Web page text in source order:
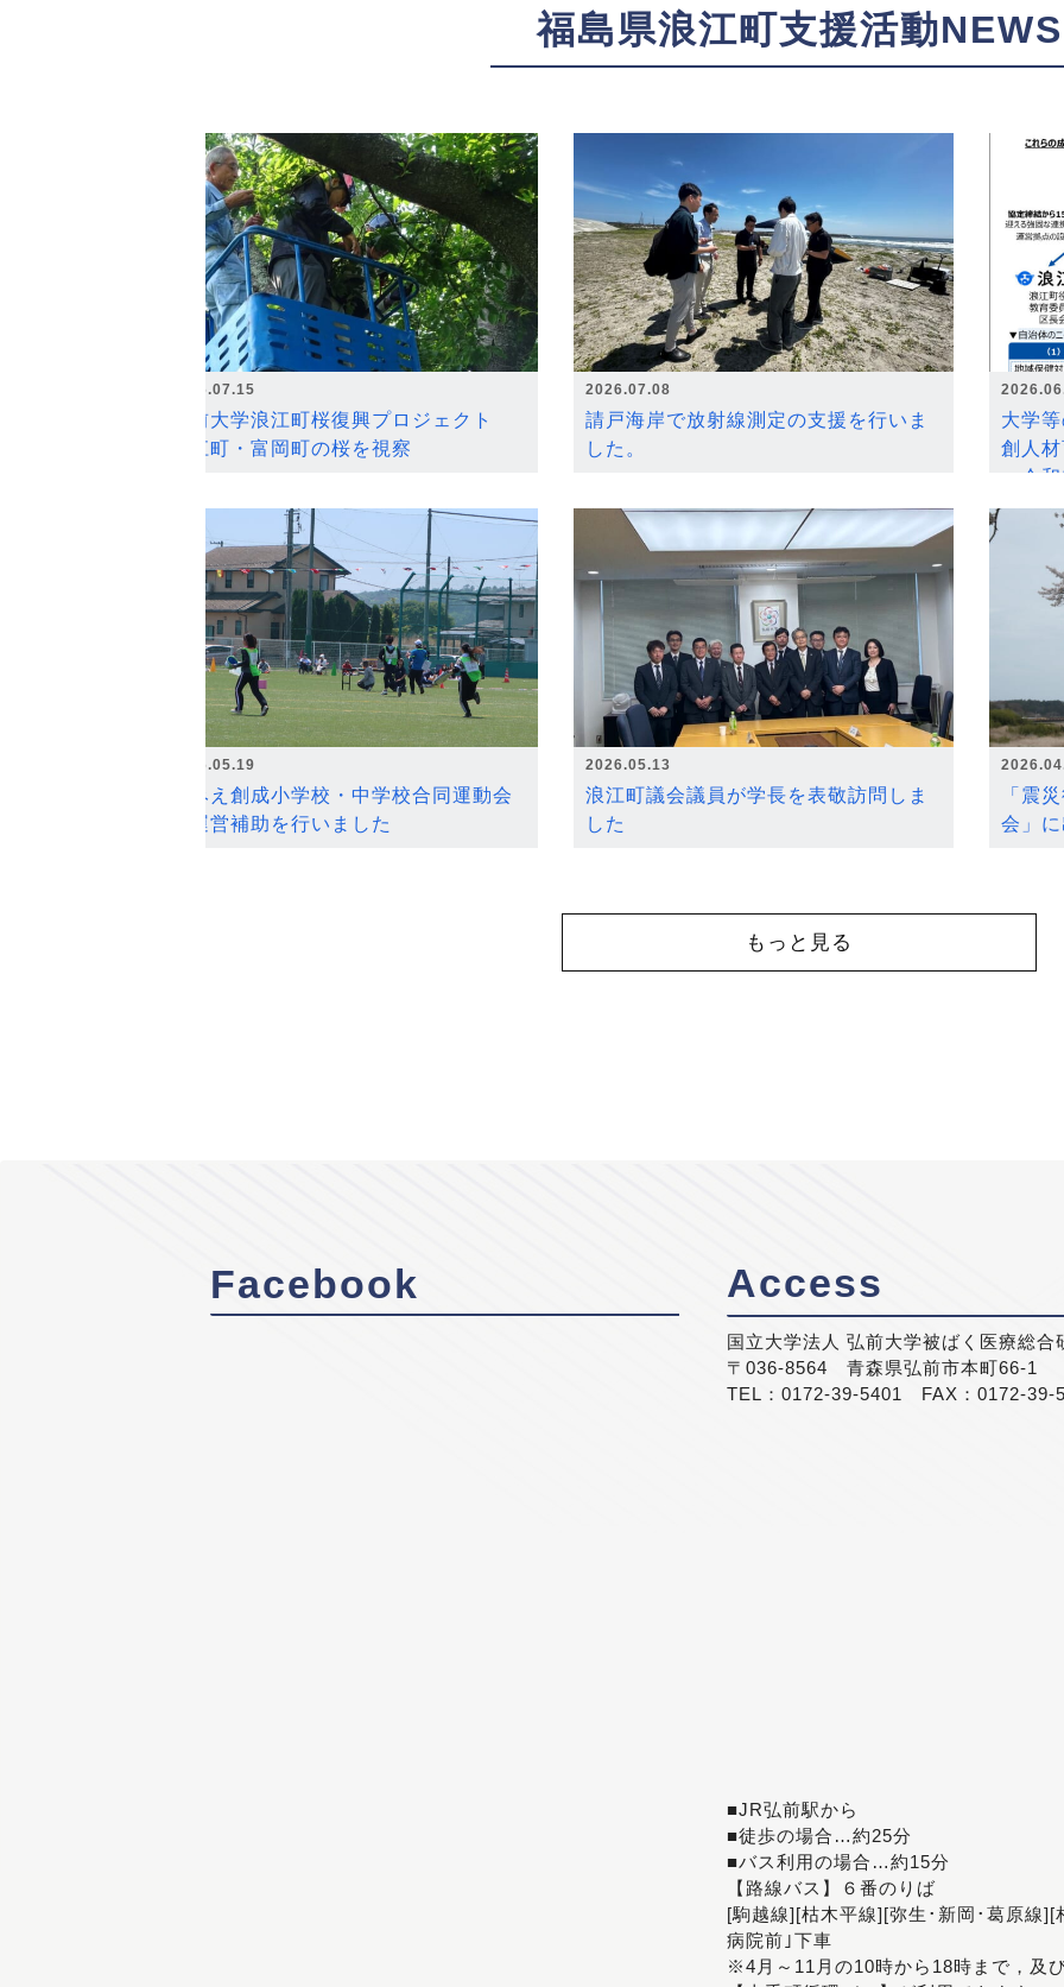
福島県浪江町支援活動NEWS
2026.07.15
弘前大学浪江町桜復興プロジェクト
浪江町・富岡町の桜を視察
2026.07.08
請戸海岸で放射線測定の支援を行いま
した。
大学
創人
～令
2026.05.19
なみえ創成小学校・中学校合同運動会
の運営補助を行いました
2026.05.13
浪江町議会議員が学長を表敬訪問しま
した
「震
会」
もっと見る
Facebook Access
国立大学法人 弘前大学被ばく医療総合
〒036-8564 青森県弘前市本町66-1
TEL：0172-39-5401 FAX：0172-39-
■JR弘前駅から
■徒歩の場合…約25分
■バス利用の場合…約15分
【路線バス】６番のりば
[駒越線][枯木平線][弥生･新岡･葛原線
病院前｣下車
※4月～11月の10時から18時まで，及